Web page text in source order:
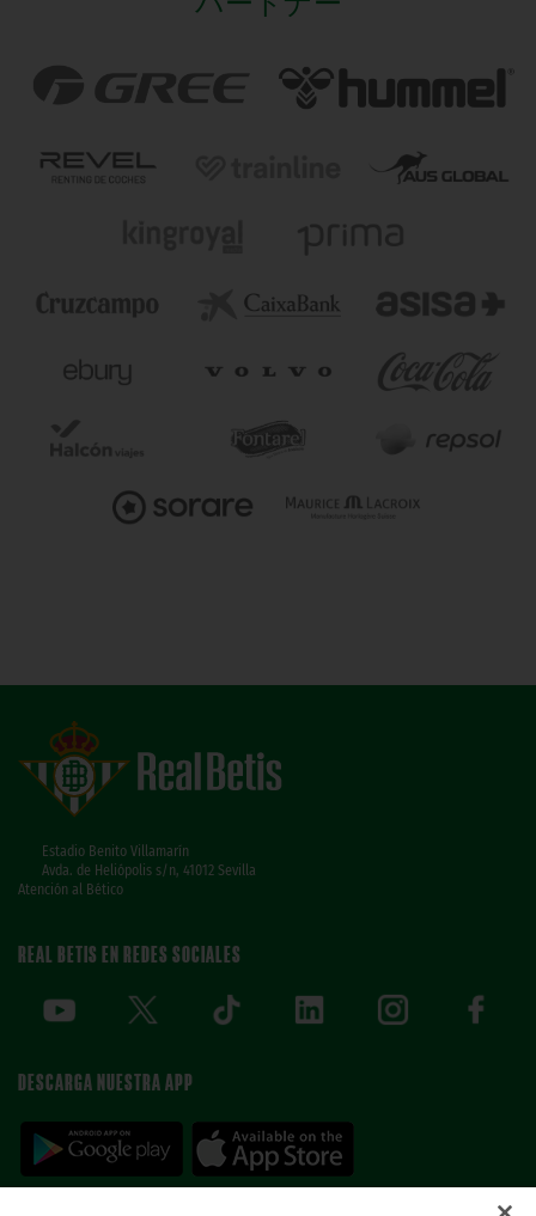
Estadio Benito Villamarín
Avda. de Heliópolis s/n, 41012 Sevilla
Atención al Bético
REAL BETIS EN REDES SOCIALES
DESCARGA NUESTRA APP